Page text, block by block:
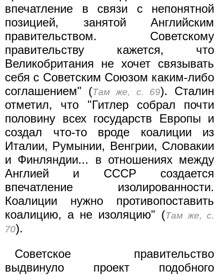
впечатление в связи с непонятной
позицией, занятой Английским
правительством. Советскому
правительству кажется, что
Великобритания не хочет связывать
себя с Советским Союзом каким-либо
соглашением" (Там же, с. 69). Сталин
отметил, что "Гитлер собрал почти
половину всех государств Европы и
создал что-то вроде коалиции из
Италии, Румынии, Венгрии, Словакии
и Финляндии... в отношениях между
Англией и СССР создается
впечатление изолированности.
Коалиции нужно противопоставить
коалицию, а не изоляцию" (Там же, с.
70).
Советское правительство
выдвинуло проект подобного